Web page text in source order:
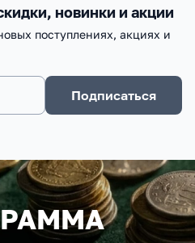
новинки и акции
поступлениях, акциях и
Подписаться